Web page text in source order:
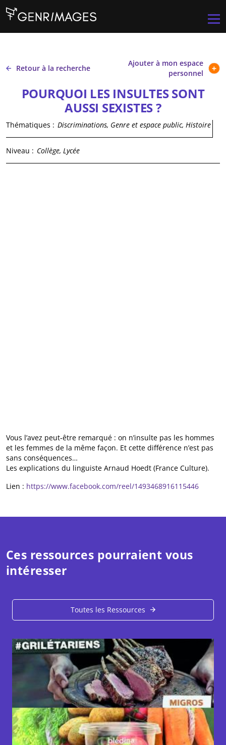
Retour à la recherche
Ajouter à mon espace
personnel
POURQUOI LES INSULTES SONT
AUSSI SEXISTES ?
Thématiques : Discriminations, Genre et espace public, Histoire
Niveau : Collège, Lycée
Vous l’avez peut‑être remarqué : on n’insulte pas les hommes
et les femmes de la même façon. Et cette différence n’est pas
sans conséquences…
Les explications du linguiste Arnaud Hoedt (France Culture).
Lien : https://www.facebook.com/reel/1493468916115446
Ces ressources pourraient vous
intéresser
Toutes les Ressources